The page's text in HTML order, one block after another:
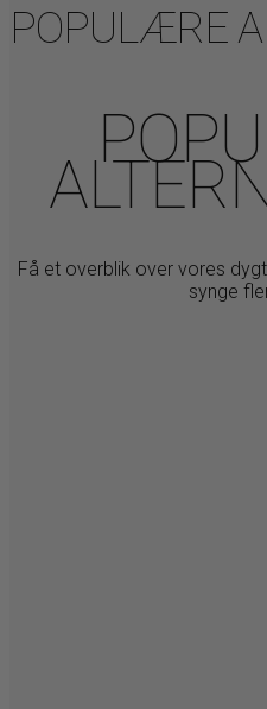
POPULÆRE
Få et overblik over vores
synge